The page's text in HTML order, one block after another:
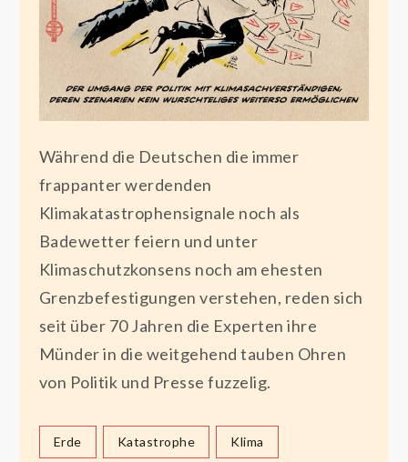
Während die Deutschen die immer
frappanter werdenden
Klimakatastrophensignale noch als
Badewetter feiern und unter
Klimaschutzkonsens noch am ehesten
Grenzbefestigungen verstehen, reden sich
seit über 70 Jahren die Experten ihre
Münder in die weitgehend tauben Ohren
von Politik und Presse fuzzelig.
Erde Katastrophe Klima